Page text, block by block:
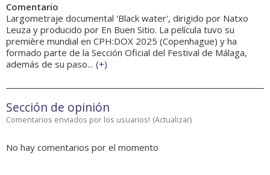
Comentario
Largometraje documental 'Black water', dirigido por Natxo
Leuza y producido por En Buen Sitio. La película tuvo su
première mundial en CPH:DOX 2025 (Copenhague) y ha
formado parte de la Sección Oficial del Festival de Málaga,
además de su paso... (+)
Sección de opinión
Comentarios enviados por los usuarios! (Actualizar)
No hay comentarios por el momento